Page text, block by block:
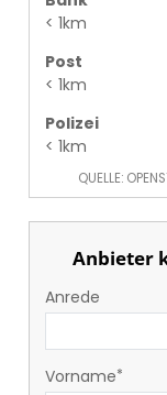
< 1km
Post
< 1km
Polizei
< 1km
QUELLE:
Anbieter
Anrede
Vorname